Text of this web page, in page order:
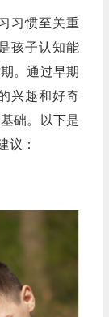
习惯至关重
孩子认知能
。通过早期
兴趣和好奇
础。以下是
议：